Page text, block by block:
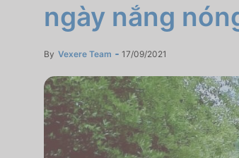
ngày nắng
By Vexere Team 17/09/2021